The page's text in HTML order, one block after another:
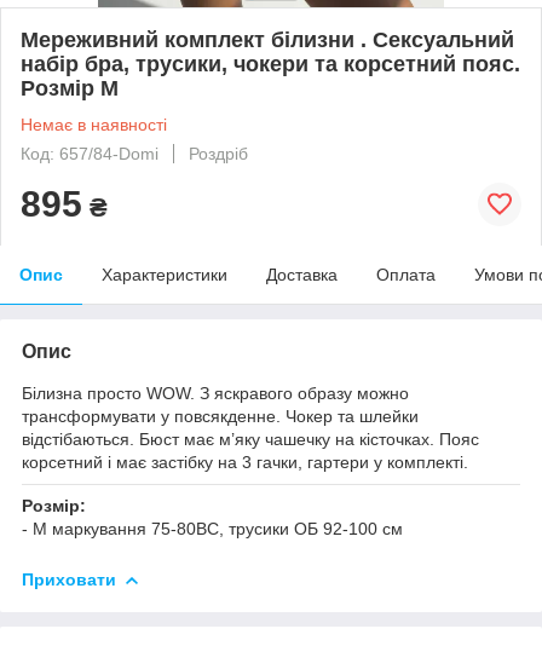
Мереживний комплект білизни . Сексуальний
набір бра, трусики, чокери та корсетний пояс.
Розмір М
Немає в наявності
Код: 657/84-Domi
Роздріб
895 ₴
Опис Характеристики Доставка Оплата Умови
Опис
Білизна просто WOW. З яскравого образу можно
трансформувати у повсякденне. Чокер та шлейки
відстібаються. Бюст має м’яку чашечку на кісточках. Пояс
корсетний і має застібку на 3 гачки, гартери у комплекті.
Розмір:
- M маркування 75-80ВС, трусики ОБ 92-100 см
Приховати